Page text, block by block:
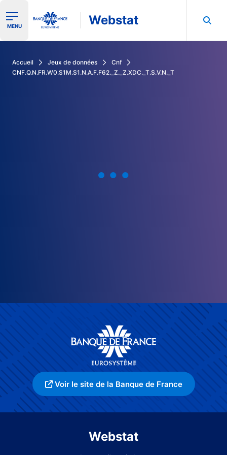
Ouvrir le menu de navigation
MENU Webstat
Accueil Jeux de données
Cnf
CNF.Q.N.FR.W0.S1M.S1.N.A.F.F62._Z._Z.XDC._T.S.V.N._T
Voir le site de la Banque de France
Webstat